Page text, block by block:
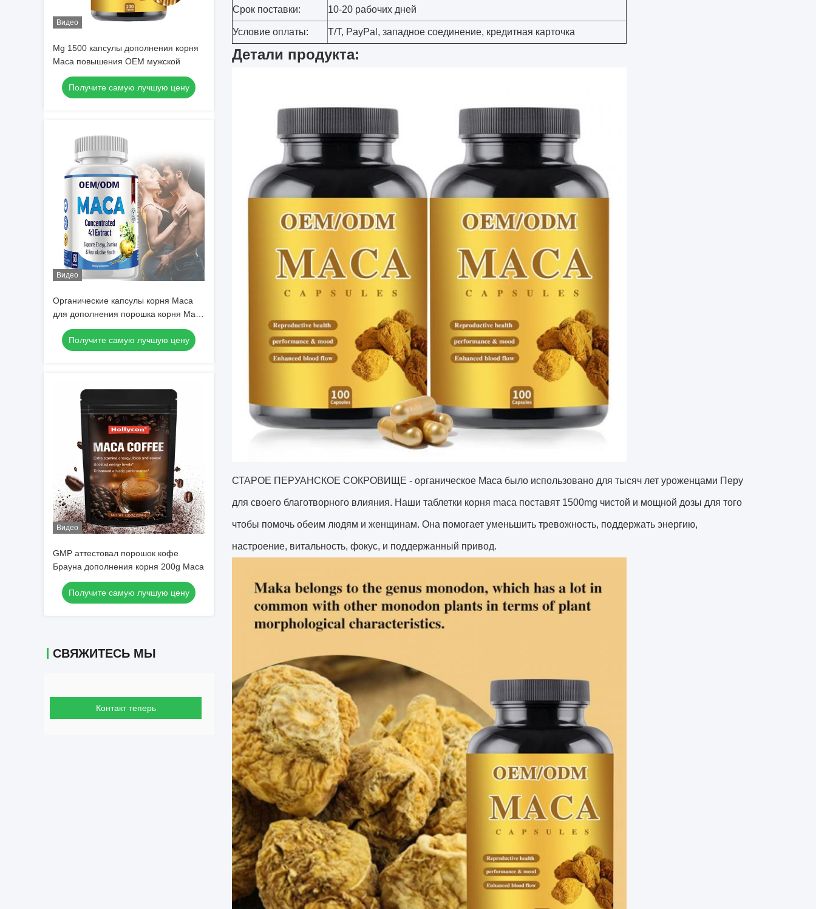
Видео
Mg 1500 капсулы дополнения корня
Maca повышения OEM мужской
Получите самую лучшую цену
Видео
Органические капсулы корня Maca
для дополнения порошка корня Maca
людей женщин
Получите самую лучшую цену
Видео
GMP аттестовал порошок кофе
Брауна дополнения корня 200g Maca
Получите самую лучшую цену
СВЯЖИТЕСЬ МЫ
Контакт теперь
Срок поставки: 10-20 рабочих дней
Условие оплаты: T/T, PayPal, западное соединение, кредитная карточка
Детали продукта:
СТАРОЕ ПЕРУАНСКОЕ СОКРОВИЩЕ - органическое Maca было использовано для тысяч лет уроженцами Перу
для своего благотворного влияния. Наши таблетки корня maca поставят 1500mg чистой и мощной дозы для того
чтобы помочь обеим людям и женщинам. Она помогает уменьшить тревожность, поддержать энергию,
настроение, витальность, фокус, и поддержанный привод.